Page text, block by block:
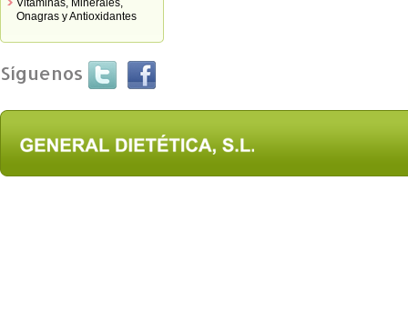
Vitaminas, Minerales,
Onagras y Antioxidantes
Síguenos